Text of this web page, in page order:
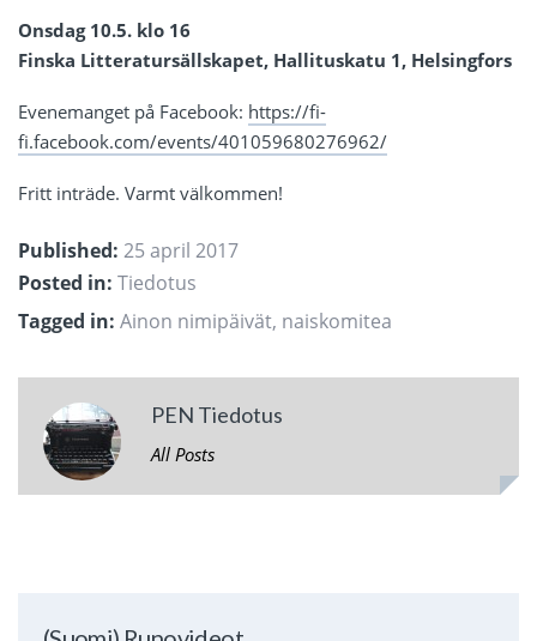
Onsdag 10.5. klo 16
Finska Litteratursällskapet, Hallituskatu 1, Helsingfors
Evenemanget på Facebook: https://fi-
fi.facebook.com/events/401059680276962/
Fritt inträde. Varmt välkommen!
Published: 25 april 2017
Posted in: Tiedotus
Tagged in: Ainon nimipäivät, naiskomitea
PEN Tiedotus
All Posts